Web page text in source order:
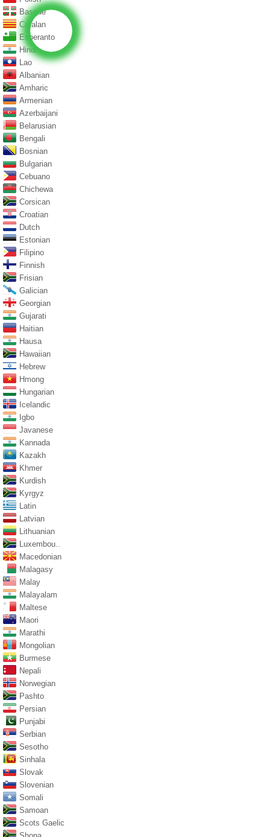
Basque
Catalan
Esperanto
Hindi
Lao
Albanian
Amharic
Armenian
Azerbaijani
Belarusian
Bengali
Bosnian
Bulgarian
Cebuano
Chichewa
Corsican
Croatian
Dutch
Estonian
Filipino
Finnish
Frisian
Galician
Georgian
Gujarati
Haitian
Hausa
Hawaiian
Hebrew
Hmong
Hungarian
Icelandic
Igbo
Javanese
Kannada
Kazakh
Khmer
Kurdish
Kyrgyz
Latin
Latvian
Lithuanian
Luxembou..
Macedonian
Malagasy
Malay
Malayalam
Maltese
Maori
Marathi
Mongolian
Burmese
Nepali
Norwegian
Pashto
Persian
Punjabi
Serbian
Sesotho
Sinhala
Slovak
Slovenian
Somali
Samoan
Scots Gaelic